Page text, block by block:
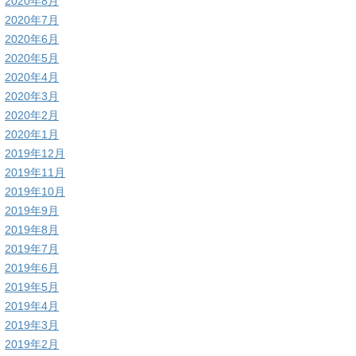
2020年7月
2020年6月
2020年5月
2020年4月
2020年3月
2020年2月
2020年1月
2019年12月
2019年11月
2019年10月
2019年9月
2019年8月
2019年7月
2019年6月
2019年5月
2019年4月
2019年3月
2019年2月